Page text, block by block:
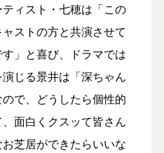
ィスト・七穂は「この
ストの方と共演させて
」と喜び、ドラマでは
じる景井は「深ちゃん
で、どうしたら個性的
面白くクスッて皆さん
芝居ができたらいいな